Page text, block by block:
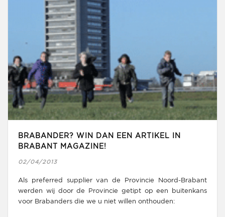
BRABANDER? WIN DAN EEN ARTIKEL IN
BRABANT MAGAZINE!
02/04/2013
Als preferred supplier van de Provincie Noord-Brabant
werden wij door de Provincie getipt op een buitenkans
voor Brabanders die we u niet willen onthouden: